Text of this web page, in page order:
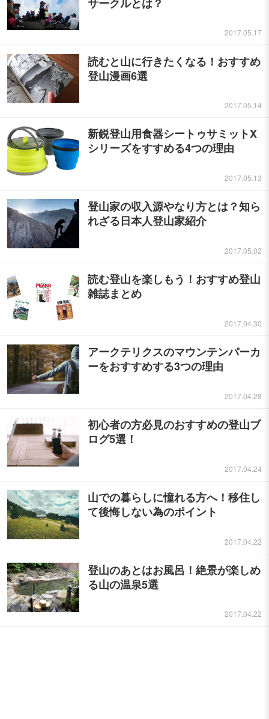
2017.05.17
読むと山に行きたくなる！おすすめ
登山漫画6選
2017.05.14
新鋭登山用食器シートゥサミットX
シリーズをすすめる4つの理由
2017.05.13
登山家の収入源やなり方とは？知ら
れざる日本人登山家紹介
2017.05.02
読む登山を楽しもう！おすすめ登山
雑誌まとめ
2017.04.30
アークテリクスのマウンテンパーカ
ーをおすすめする3つの理由
2017.04.28
初心者の方必見のおすすめの登山ブ
ログ5選！
2017.04.24
山での暮らしに憧れる方へ！移住し
て後悔しない為のポイント
2017.04.22
登山のあとはお風呂！絶景が楽しめ
る山の温泉5選
2017.04.22